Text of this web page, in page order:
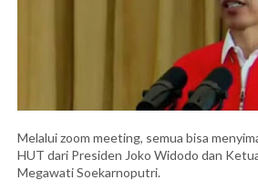
Melalui zoom meeting, semua bisa
HUT dari Presiden Joko Widodo dan
Megawati Soekarnoputri.